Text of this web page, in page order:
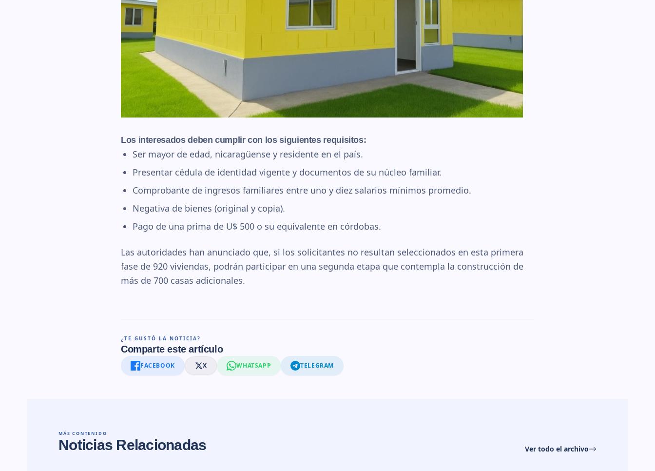
Los interesados deben cumplir con los siguientes requisitos:
Ser mayor de edad, nicaragüense y residente en el país.
Presentar cédula de identidad vigente y documentos de su núcleo familiar.
Comprobante de ingresos familiares entre uno y diez salarios mínimos promedio.
Negativa de bienes (original y copia).
Pago de una prima de U$ 500 o su equivalente en córdobas.
Las autoridades han anunciado que, si los solicitantes no resultan seleccionados en esta primera
fase de 920 viviendas, podrán participar en una segunda etapa que contempla la construcción de
más de 700 casas adicionales.
¿TE GUSTÓ LA NOTICIA?
Comparte este artículo
FACEBOOK X WHATSAPP TELEGRAM
MÁS CONTENIDO
Noticias Relacionadas Ver todo el archivo